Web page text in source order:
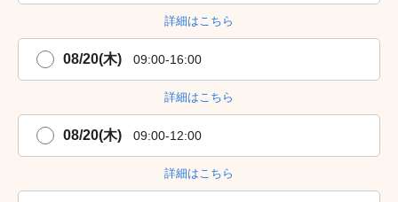
詳細はこちら
08/20(木) 09:00-16:00
詳細はこちら
08/20(木) 09:00-12:00
詳細はこちら